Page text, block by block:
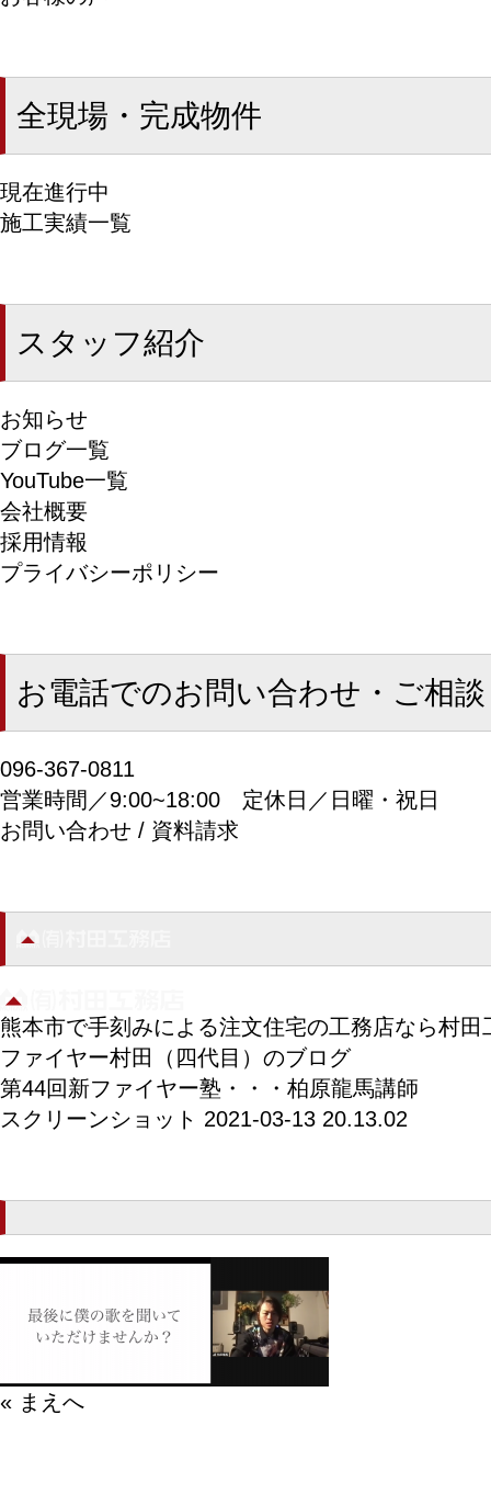
全現場・完成物件
現在進行中
施工実績一覧
スタッフ紹介
お知らせ
ブログ一覧
YouTube一覧
会社概要
採用情報
プライバシーポリシー
お電話でのお問い合わせ・ご相談
096-367-0811
営業時間／9:00~18:00 定休日／日曜・祝日
お問い合わせ / 資料請求
熊本市で手刻みによる注文住宅の工務店なら村田
ファイヤー村田（四代目）のブログ
第44回新ファイヤー塾・・・柏原龍馬講師
スクリーンショット 2021-03-13 20.13.02
« まえへ